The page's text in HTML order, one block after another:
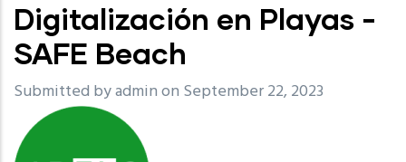
Digitalización en Playas -
SAFE Beach
Submitted byadminon September 22, 2023